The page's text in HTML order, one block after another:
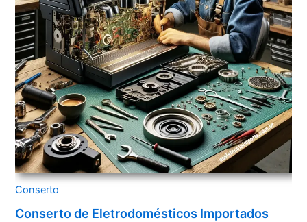
Conserto
Conserto de Eletrodomésticos Importados